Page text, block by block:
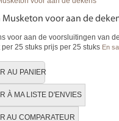
Musketon voor aan de
voor aan de voorsluitingen van
25 stuks prijs per 25 stuks En
AU PANIER
À MA LISTE D'ENVIES
AU COMPARATEUR